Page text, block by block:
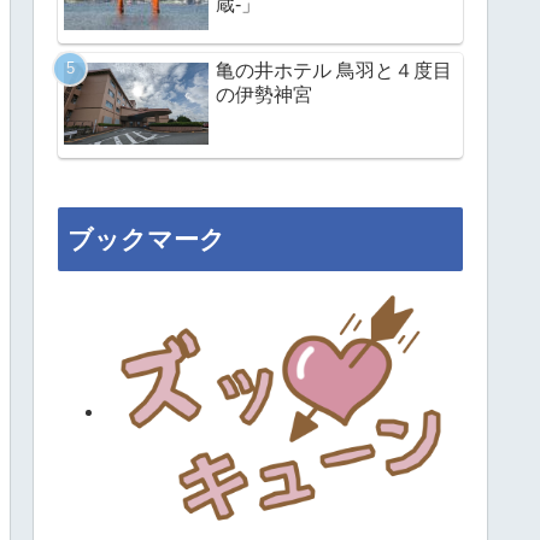
亀の井ホテル 鳥羽と４度目
の伊勢神宮
ブックマーク